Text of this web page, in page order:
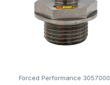
Forced Performance 3057000